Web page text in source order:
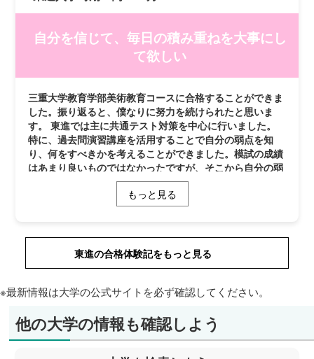
自分を信じて、毎日の積み重ねを大事にし
て欲しい
三重大学教育学部美術教育コースに合格することができま
した。振り返ると、僕なりに努力を続けられたと思いま
す。 東進では主に共通テスト対策を中心に行いました。
特に、過去問演習講座を活用することで自分の弱点を知
り、何をすべきかを考えることができました。模試の成績
はあまり良いものではなかったですが、そこから自分の弱
点をみつけていきました。 東進の環境のおかげでここま
で勉強を続けることができました。僕の場合、実技試験が
あったため、デッサンも集中して取り組みました。その集
と思います。 最後まで諦めずに努力を続けることが最も
重要であると思います。自分を信じて、毎日の積み重ねを
大事にして欲しいです。大学では、美術や教育についてさ
ようになりたいです。今回の受験で得た経験を糧に、これ
もっと見る
東進の合格体験記をもっと見る
※最新情報は大学の公式サイトを必ず確認してください。
他の大学の情報も確認しよう